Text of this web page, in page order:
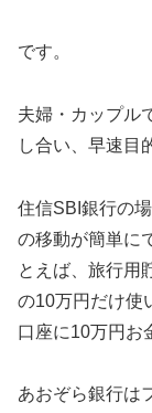
です。
夫婦・カップル
し合い、早速目
住信SBI銀行の
の移動が簡単に
とえば、旅行用
の10万円だけ使
口座に10万円お
あおぞら銀行は